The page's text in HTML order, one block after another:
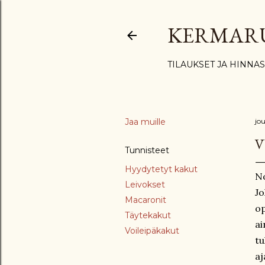
TILAUKSET JA
Jaa muille
Tunnisteet
Hyydytetyt kakut
Leivokset
Macaronit
Täytekakut
Voileipäkakut